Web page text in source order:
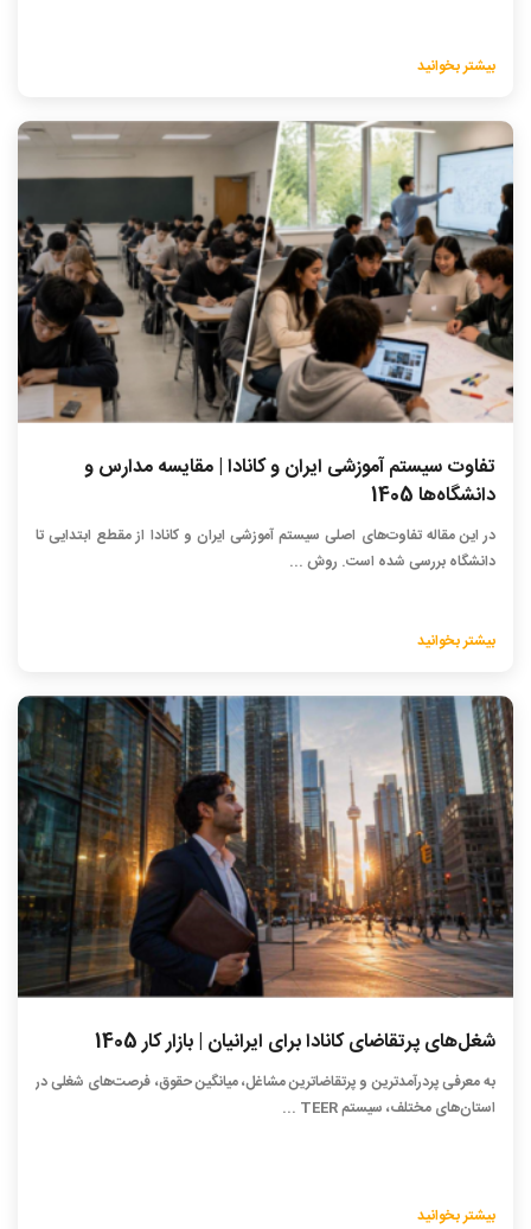
بیشتر بخوانید
تفاوت سیستم آموزشی ایران و کانادا | مقایسه مدارس و
دانشگاه‌ها 1405
در این مقاله تفاوت‌های اصلی سیستم آموزشی ایران و کانادا از مقطع ابتدایی تا
دانشگاه بررسی شده است. روش ...
بیشتر بخوانید
شغل‌های پرتقاضای کانادا برای ایرانیان | بازار کار 1405
به معرفی پردرآمدترین و پرتقاضاترین مشاغل، میانگین حقوق، فرصت‌های شغلی در
استان‌های مختلف، سیستم TEER ...
بیشتر بخوانید